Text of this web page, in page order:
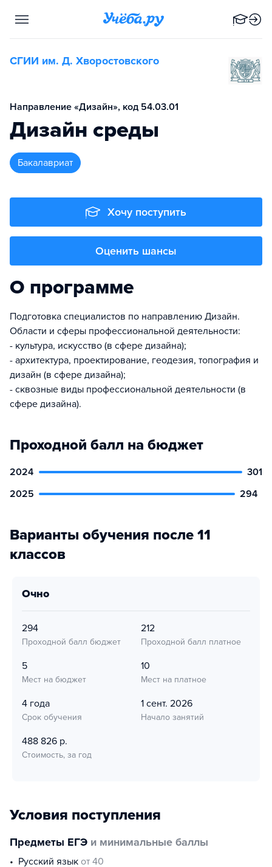
СГИИ им. Д. Хворостовского
Направление «Дизайн», код 54.03.01
Дизайн среды
бакалавриат
Хочу поступить
Оценить шансы
О программе
Подготовка специалистов по направлению Дизайн.
Области и сферы профессиональной деятельности:
- культура, искусство (в сфере дизайна);
- архитектура, проектирование, геодезия, топография и
дизайн (в сфере дизайна);
- сквозные виды профессиональной деятельности (в
сфере дизайна).
Проходной балл на бюджет
2024
301
2025
294
Варианты обучения после 11
классов
очно
294
Проходной балл бюджет
212
Проходной балл платное
5
Мест на бюджет
10
Мест на платное
4 года
Срок обучения
1 сент. 2026
Начало занятий
488 826 р.
Стоимость, за год
Условия поступления
Предметы ЕГЭ и минимальные баллы
русский язык от 40